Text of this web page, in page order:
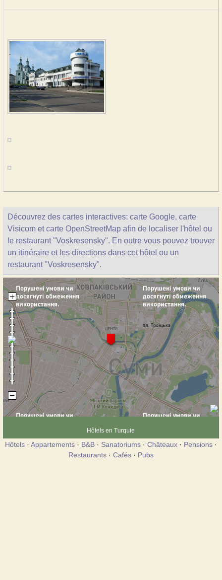
Découvrez des cartes interactives: carte Google, carte
Visicom et carte OpenStreetMap afin de localiser l'hôtel ou
le restaurant "Voskresensky". En outre vous pouvez trouver
un itinéraire et les directions dans cet hôtel ou un
restaurant "Voskresensky".
Hôtels en Turquie
Hôtels · Appartements · B&B · Sanatoriums · Châteaux · Pensions ·
Restaurants · Cafés · Pubs